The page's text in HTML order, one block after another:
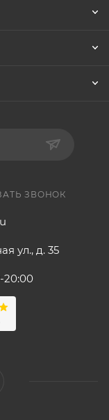
ЗВОНОК
ул., д. 35
20:00